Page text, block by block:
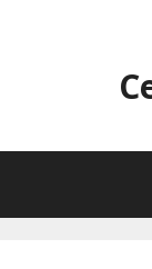
содержимому